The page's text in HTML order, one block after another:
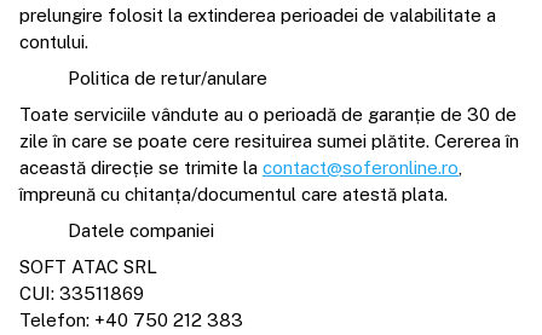
prelungire folosit la extinderea perioadei de valabilitate a
contului.
Politica de retur/anulare
Toate serviciile vândute au o perioadă de garanție de 30 de
zile în care se poate cere resituirea sumei plătite. Cererea în
această direcție se trimite la contact@soferonline.ro,
împreună cu chitanța/documentul care atestă plata.
Datele companiei
SOFT ATAC SRL
CUI: 33511869
Telefon: +40 750 212 383